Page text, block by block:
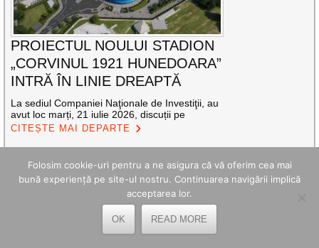
PROIECTUL NOULUI STADION
„CORVINUL 1921 HUNEDOARA”
INTRĂ ÎN LINIE DREAPTĂ
La sediul Companiei Naţionale de Investiţii, au
avut loc marți, 21 iulie 2026, discuții pe
CITEȘTE MAI DEPARTE
Folosim cookie-uri pentru a ne asigura că vă oferim cea mai
bună experiență pe site-ul nostru. Continuarea navigării implică
acceptarea lor.
OK READ MORE